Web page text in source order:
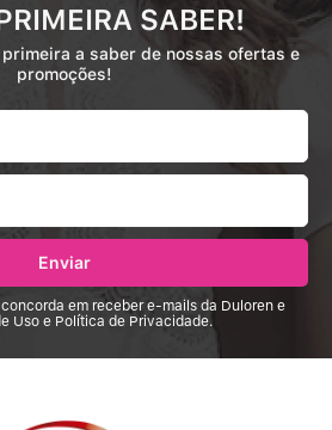
SABER!
a saber de nossas ofertas e
promoções!
Enviar
em receber e-mails da Duloren e
Uso e Política de Privacidade.